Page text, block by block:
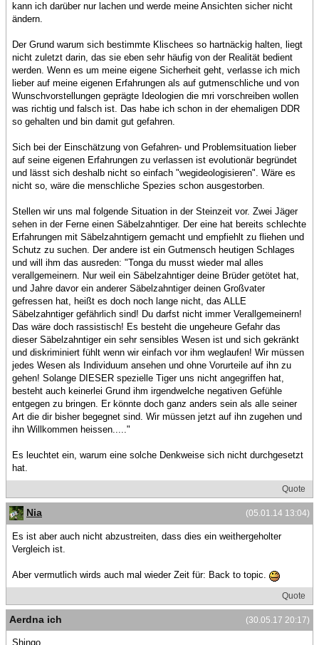
kann ich darüber nur lachen und werde meine Ansichten sicher nicht
ändern.
Der Grund warum sich bestimmte Klischees so hartnäckig halten, liegt
nicht zuletzt darin, das sie eben sehr häufig von der Realität bedient
werden. Wenn es um meine eigene Sicherheit geht, verlasse ich mich
lieber auf meine eigenen Erfahrungen als auf gutmenschliche und von
Wunschvorstellungen geprägte Ideologien die mri vorschreiben wollen
was richtig und falsch ist. Das habe ich schon in der ehemaligen DDR
so gehalten und bin damit gut gefahren.
Sich bei der Einschätzung von Gefahren- und Problemsituation lieber
auf seine eigenen Erfahrungen zu verlassen ist evolutionär begründet
und lässt sich deshalb nicht so einfach "wegideologisieren". Wäre es
nicht so, wäre die menschliche Spezies schon ausgestorben.
Stellen wir uns mal folgende Situation in der Steinzeit vor. Zwei Jäger
sehen in der Ferne einen Säbelzahntiger. Der eine hat bereits schlechte
Erfahrungen mit Säbelzahntigern gemacht und empfiehlt zu fliehen und
Schutz zu suchen. Der andere ist ein Gutmensch heutigen Schlages
und will ihm das ausreden: "Tonga du musst wieder mal alles
verallgemeinern. Nur weil ein Säbelzahntiger deine Brüder getötet hat,
und Jahre davor ein anderer Säbelzahntiger deinen Großvater
gefressen hat, heißt es doch noch lange nicht, das ALLE
Säbelzahntiger gefährlich sind! Du darfst nicht immer Verallgemeinern!
Das wäre doch rassistisch! Es besteht die ungeheure Gefahr das
dieser Säbelzahntiger ein sehr sensibles Wesen ist und sich gekränkt
und diskriminiert fühlt wenn wir einfach vor ihm weglaufen! Wir müssen
jedes Wesen als Individuum ansehen und ohne Vorurteile auf ihn zu
gehen! Solange DIESER spezielle Tiger uns nicht angegriffen hat,
besteht auch keinerlei Grund ihm irgendwelche negativen Gefühle
entgegen zu bringen. Er könnte doch ganz anders sein als alle seiner
Art die dir bisher begegnet sind. Wir müssen jetzt auf ihn zugehen und
ihn Willkommen heissen....."
Es leuchtet ein, warum eine solche Denkweise sich nicht durchgesetzt
hat.
Quote
(05.01.14 13:04)
Nia
Es ist aber auch nicht abzustreiten, dass dies ein weithergeholter
Vergleich ist.
Aber vermutlich wirds auch mal wieder Zeit für: Back to topic.
Quote
(30.05.17 20:17)
Aerdna ich
Shingo